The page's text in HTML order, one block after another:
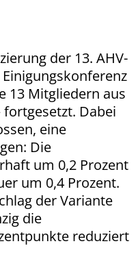
der 13. AHV-
13 Mitgliedern aus
Dabei
eine
Die
um 0,2 Prozent
um 0,4 Prozent.
der Variante
die
reduziert